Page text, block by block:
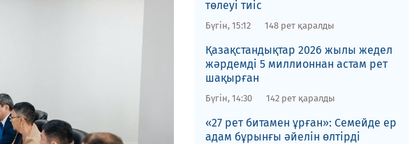
төлеуі тиіс
Бүгін, 15:12 148 рет қаралды
Қазақстандықтар 2026 жылы жедел
жәрдемді 5 миллионнан астам рет
шақырған
Бүгін, 14:30 142 рет қаралды
«27 рет битамен ұрған»: Семейде ер
адам бұрынғы әйелін өлтірді